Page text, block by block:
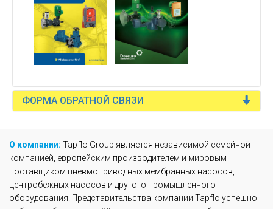
ФОРМА ОБРАТНОЙ СВЯЗИ
О компании: Tapflo Group является независимой семейной
компанией, европейским производителем и мировым
поставщиком пневмоприводных мембранных насосов,
центробежных насосов и другого промышленного
оборудования. Представительства компании Tapflo успешно